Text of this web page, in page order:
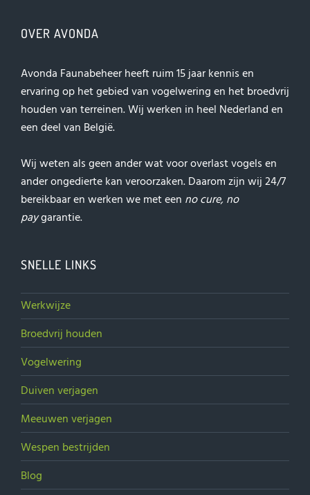
OVER AVONDA
Avonda Faunabeheer heeft ruim 15 jaar kennis en
ervaring op het gebied van vogelwering en het broedvrij
houden van terreinen. Wij werken in heel Nederland en
een deel van België.
Wij weten als geen ander wat voor overlast vogels en
ander ongedierte kan veroorzaken. Daarom zijn wij 24/7
bereikbaar en werken we met een no cure, no
paygarantie.
SNELLE LINKS
Werkwijze
Broedvrij houden
Vogelwering
Duiven verjagen
Meeuwen verjagen
Wespen bestrijden
Blog